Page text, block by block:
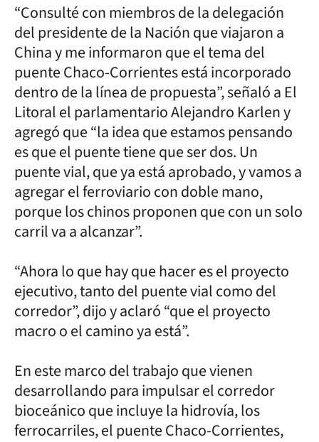
“Consulté con miembros de la delegación
del presidente de la Nación que viajaron a
China y me informaron que el tema del
puente Chaco-Corrientes está incorporado
dentro de la línea de propuesta”, señaló a El
Litoral el parlamentario Alejandro Karlen y
agregó que “la idea que estamos pensando
es que el puente tiene que ser dos. Un
puente vial, que ya está aprobado, y vamos a
agregar el ferroviario con doble mano,
porque los chinos proponen que con un solo
carril va a alcanzar”.
“Ahora lo que hay que hacer es el proyecto
ejecutivo, tanto del puente vial como del
corredor”, dijo y aclaró “que el proyecto
macro o el camino ya está”.
En este marco del trabajo que vienen
desarrollando para impulsar el corredor
bioceánico que incluye la hidrovía, los
ferrocarriles, el puente Chaco-Corrientes,